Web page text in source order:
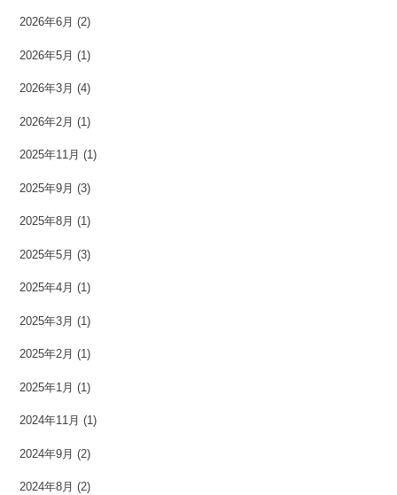
2026年6月 (2)
2026年5月 (1)
2026年3月 (4)
2026年2月 (1)
2025年11月 (1)
2025年9月 (3)
2025年8月 (1)
2025年5月 (3)
2025年4月 (1)
2025年3月 (1)
2025年2月 (1)
2025年1月 (1)
2024年11月 (1)
2024年9月 (2)
2024年8月 (2)